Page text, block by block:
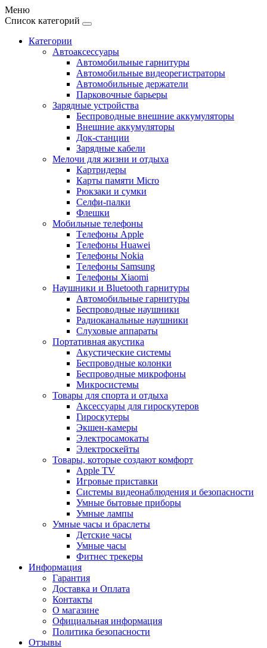
Меню
Список категорий
Категории
Автоаксессуары
Автомобильные гарнитуры
Автомобильные видеорегистраторы
Автомобильные держатели
Парковочные барьеры
Зарядные устройства
Беспроводные внешние аккумуляторы
Внешние аккумуляторы
Док-станции
Зарядные кабели
Мелочи для жизни и отдыха
Картридеры
Карты памяти Micro
Рюкзаки и сумки
Селфи-палки
Флешки
Мобильные телефоны
Tелефоны Apple
Tелефоны Huawei
Tелефоны Nokia
Tелефоны Samsung
Tелефоны Xiaomi
Наушники и Bluetooth гарнитуры
Автомобильные гарнитуры
Беспроводные наушники
Радиоканальные наушники
Слуховые аппараты
Портативная акустика
Акустические системы
Беспроводные колонки
Беспроводные микрофоны
Микросистемы
Товары для спорта и отдыха
Аксессуары для гироскутеров
Гироскутеры
Экшен-камеры
Электросамокаты
Электроскейты
Товары, которые создают комфорт
Apple TV
Игровые приставки
Системы видеонаблюдения и безопасности
Умные бытовые приборы
Умные лампы
Умные часы и браслеты
Детские часы
Умные часы
Фитнес трекеры
Информация
Гарантия
Доставка и Оплата
Контакты
О магазине
Официальная информация
Политика безопасности
Отзывы